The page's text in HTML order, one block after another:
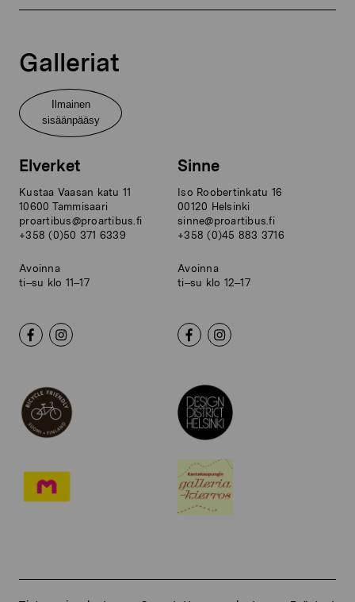
Galleriat
Ilmainen
sisäänpääsy
Elverket
Kustaa Vaasan katu 11
10600 Tammisaari
proartibus@proartibus.fi
+358 (0)50 371 6339
Avoinna
ti–su klo 11–17
Sinne
Iso Roobertinkatu 16
00120 Helsinki
sinne@proartibus.fi
+358 (0)45 883 3716
Avoinna
ti–su klo 12–17